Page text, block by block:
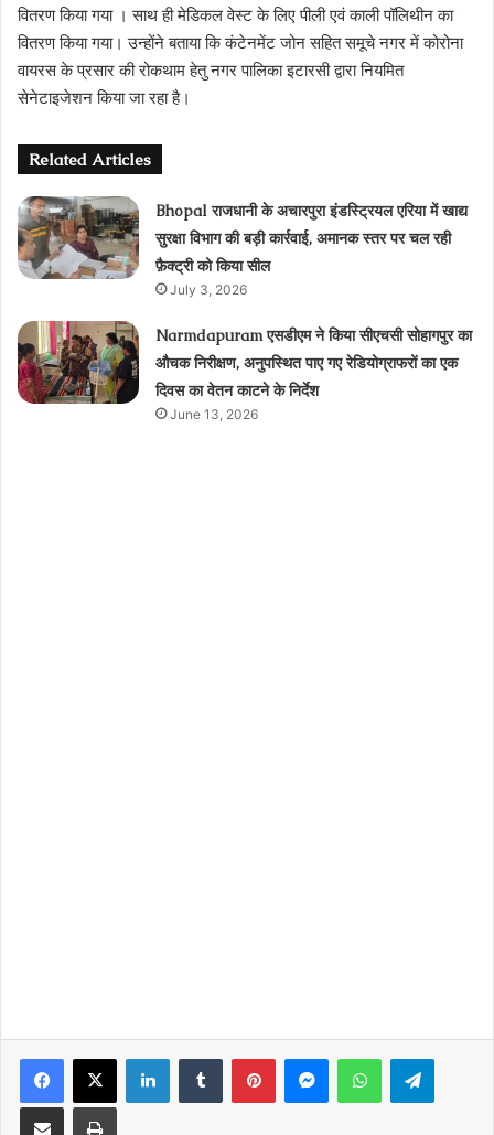
वितरण किया गया । साथ ही मेडिकल वेस्ट के लिए पीली एवं काली पॉलिथीन का
वितरण किया गया। उन्होंने बताया कि कंटेनमेंट जोन सहित समूचे नगर में कोरोना
वायरस के प्रसार की रोकथाम हेतु नगर पालिका इटारसी द्वारा नियमित
सेनेटाइजेशन किया जा रहा है।
Related Articles
Bhopal राजधानी के अचारपुरा इंडस्ट्रियल एरिया में खाद्य
सुरक्षा विभाग की बड़ी कार्रवाई, अमानक स्तर पर चल रही
फ़ैक्ट्री को किया सील
July 3, 2026
Narmdapuram एसडीएम ने किया सीएचसी सोहागपुर का
औचक निरीक्षण, अनुपस्थित पाए गए रेडियोग्राफरों का एक
दिवस का वेतन काटने के निर्देश
June 13, 2026
Facebook
X LinkedInTumblr PinterestMessengerWhatsApp
Share via Email Print